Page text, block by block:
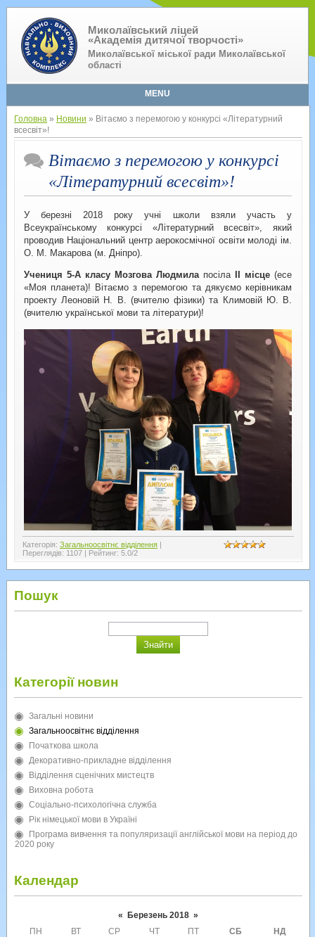
Миколаївський ліцей
«Академія дитячої творчості»
Миколаївської міської ради Миколаївської
області
MENU
Головна» Новини » Вітаємо з перемогою у конкурсі «Літературний
всесвіт»!
Вітаємо з перемогою у конкурсі
«Літературний всесвіт»!
У березні 2018 року учні школи взяли участь у
Всеукраїнському конкурсі «Літературний всесвіт», який
проводив Національний центр аерокосмічної освіти молоді ім.
О. М. Макарова (м. Дніпро).
Учениця 5-А класу Мозгова Людмилапосіла ІІ місце(есе
«Моя планета)! Вітаємо з перемогою та дякуємо керівникам
проекту Леоновій Н. В. (вчителю фізики) та Климовій Ю. В.
(вчителю української мови та літератури)!
Категорія: Загальноосвітнє відділення|
Переглядів: 1107 | Рейтинг: 5.0/2
Пошук
Категорії новин
Загальні новини
Загальноосвітнє відділення
Початкова школа
Декоративно-прикладне відділення
Відділення сценічних мистецтв
Виховна робота
Соціально-психологічна служба
Рік німецької мови в Україні
Програма вивчення та популяризації англійської мови на період до
2020 року
Календар
« Березень 2018 »
ПН
ВТ СР ЧТ ПТ СБ
НД